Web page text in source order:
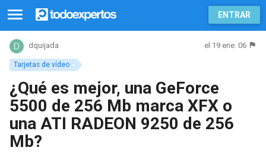
ENTRAR
Tarjetas de vídeo
dquijada el 19 ene. 06
¿Qué es mejor, una GeForce
5500 de 256 Mb marca XFX o
una ATI RADEON 9250 de 256
Mb?